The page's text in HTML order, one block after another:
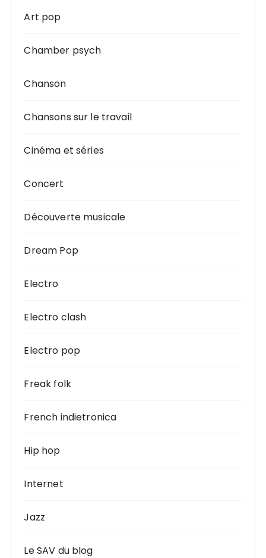
Art pop
Chamber psych
Chanson
Chansons sur le travail
Cinéma et séries
Concert
Découverte musicale
Dream Pop
Electro
Electro clash
Electro pop
Freak folk
French indietronica
Hip hop
Internet
Jazz
Le SAV du blog